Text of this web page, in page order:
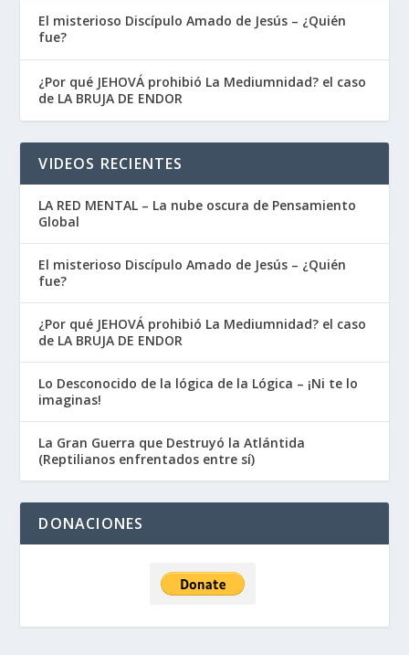
El misterioso Discípulo Amado de Jesús – ¿Quién
fue?
¿Por qué JEHOVÁ prohibió La Mediumnidad? el caso
de LA BRUJA DE ENDOR
VIDEOS RECIENTES
LA RED MENTAL – La nube oscura de Pensamiento
Global
El misterioso Discípulo Amado de Jesús – ¿Quién
fue?
¿Por qué JEHOVÁ prohibió La Mediumnidad? el caso
de LA BRUJA DE ENDOR
Lo Desconocido de la lógica de la Lógica – ¡Ni te lo
imaginas!
La Gran Guerra que Destruyó la Atlántida
(Reptilianos enfrentados entre sí)
DONACIONES